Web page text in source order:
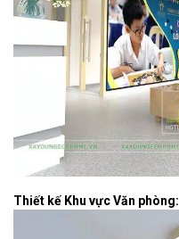
Thiết kế Khu vực Văn phòng: